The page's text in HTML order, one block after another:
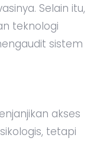
Selain itu,
teknologi
sistem
akses
tetapi